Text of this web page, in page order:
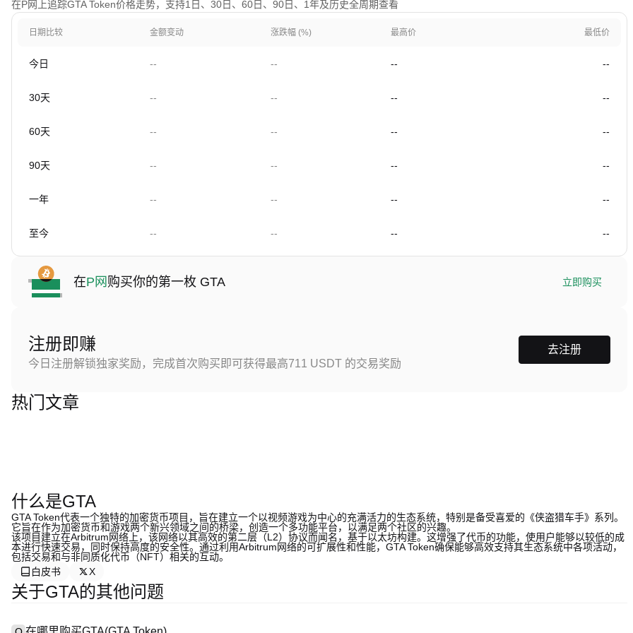
在P网上追踪GTA Token价格走势，支持1日、30日、60日、90日、1年及历史全周期查看
日期比较 金额变动 涨跌幅 (%) 最高价 最低价
今日 -- -- -- --
30天 -- -- -- --
60天 -- -- -- --
90天 -- -- -- --
一年 -- -- -- --
至今 -- -- -- --
在P网 购买你的第一枚 GTA 立即购买
注册即赚
今日注册解锁独家奖励，完成首次购买即可获得最高711 USDT 的交易奖励
去注册
热门文章
什么是GTA
GTA Token代表一个独特的加密货币项目，旨在建立一个以视频游戏为中心的充满活力的生态系统，特别是备受喜爱的《侠盗猎车手》系列。
它旨在作为加密货币和游戏两个新兴领域之间的桥梁，创造一个多功能平台，以满足两个社区的兴趣。
该项目建立在Arbitrum网络上，该网络以其高效的第二层（L2）协议而闻名，基于以太坊构建。这增强了代币的功能，使用户能够以较低的成
本进行快速交易，同时保持高度的安全性。通过利用Arbitrum网络的可扩展性和性能，GTA Token确保能够高效支持其生态系统中各项活动，
包括交易和与非同质化代币（NFT）相关的互动。
白皮书
X
关于GTA的其他问题